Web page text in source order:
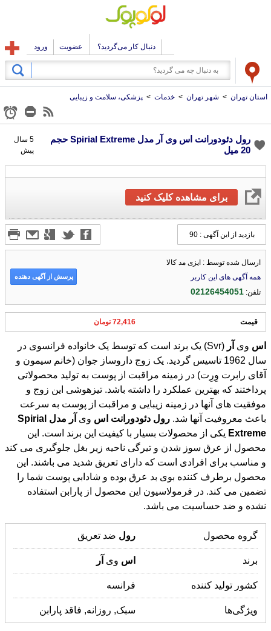
دنبال کار می‌گردید؟ عضویت ورود
استان تهران > شهر تهران > خدمات > پزشکی، سلامت و زیبایی
رول دئودورانت اس وی آر مدل Spirial Extreme حجم
20 میل
5 سال
پیش
برای مشاهده کلیک کنید
بازدید از این آگهی : 90
ارسال شده توسط : ایزی مد کالا
همه آگهی های این کاربر
تلفن:02126454051
پرسش از آگهی دهنده
قیمت 72,416 تومان
اس وی آر (Svr) یک برند است که توسط یک خانواده فرانسوی در
سال 1962 تاسیس گردید. یک زوج داروساز جوان (خانم سیمون و
آقای رابرت وِرِت) در زمینه مراقبت از پوست به تولید محصولاتی
پرداختند که بهترین عملکرد را داشته باشد. تیزهوشی این زوج و
موفقیت های آنها در زمینه زیبایی و مراقبت از پوست به سرعت
باعث معروفیت آنها شد. رول دئودورانت اس وی آر مدل Spirial
Extreme یکی از محصولات بسیار با کیفیت این برند است. این
محصول از عرق سوز شدن و تیرگی ناحیه زیر بغل جلوگیری می کند
و مناسب برای افرادی است که دارای تعریق شدید می باشند. این
محصول برطرف کننده بوی بد عرق بوده و شادابی پوست شما را
تضمین می کند. در فرمولاسیون این محصول از پارابن استفاده
نشده و ضد حساسیت می باشد.
گروه محصول رول ضد تعریق
برند اس وی آر
کشور تولید کننده فرانسه
ویژگی‌ها سبک, روزانه, فاقد پارابن